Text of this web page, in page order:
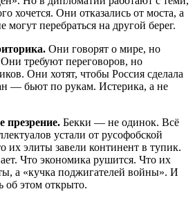
хочется. Они отказались от моста, а
могут перебраться на другой берег.
Они говорят о мире, но
требуют переговоров, но
Они хотят, чтобы Россия сделала
— бьют по рукам. Истерика, а не
презрение. Бекки — не одинок. Всё
устали от русофобской
их элиты завели континент в тупик.
Что экономика рушится. Что их
а «кучка поджигателей войны». И
об этом открыто.